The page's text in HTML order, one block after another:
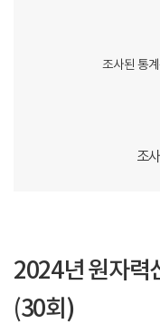
조사된 통
조
2024년 원자력
(30회)